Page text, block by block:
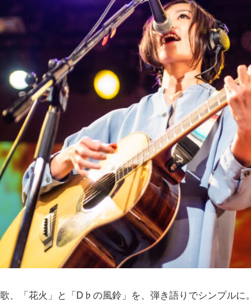
、「花火」と「D♭の風鈴」を、弾き語りでシンプルに。